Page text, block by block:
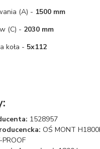
(A) - 1500 mm
(C) - 2030 mm
koła - 5x112
1528957
OŚ MONT